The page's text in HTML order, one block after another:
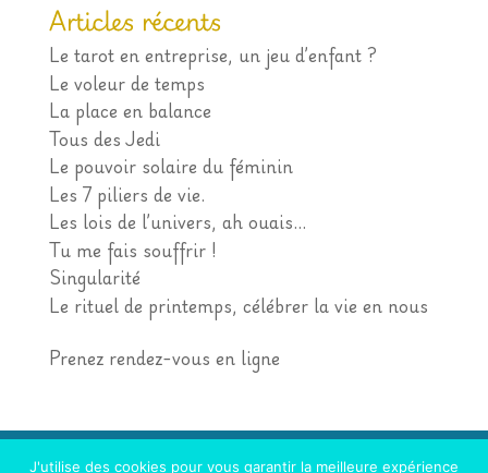
Articles récents
Le tarot en entreprise, un jeu d’enfant ?
Le voleur de temps
La place en balance
Tous des Jedi
Le pouvoir solaire du féminin
Les 7 piliers de vie.
Les lois de l’univers, ah ouais…
Tu me fais souffrir !
Singularité
Le rituel de printemps, célébrer la vie en nous
Prenez rendez-vous en ligne
Accueil Mentions Légales
J'utilise des cookies pour vous garantir la meilleure expérience